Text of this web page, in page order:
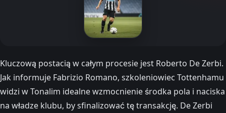
Kluczową postacią w całym procesie jest Roberto De Zerbi.
Jak informuje Fabrizio Romano, szkoleniowiec Tottenhamu
widzi w Tonalim idealne wzmocnienie środka pola i naciska
na władze klubu, by sfinalizować tę transakcję. De Zerbi